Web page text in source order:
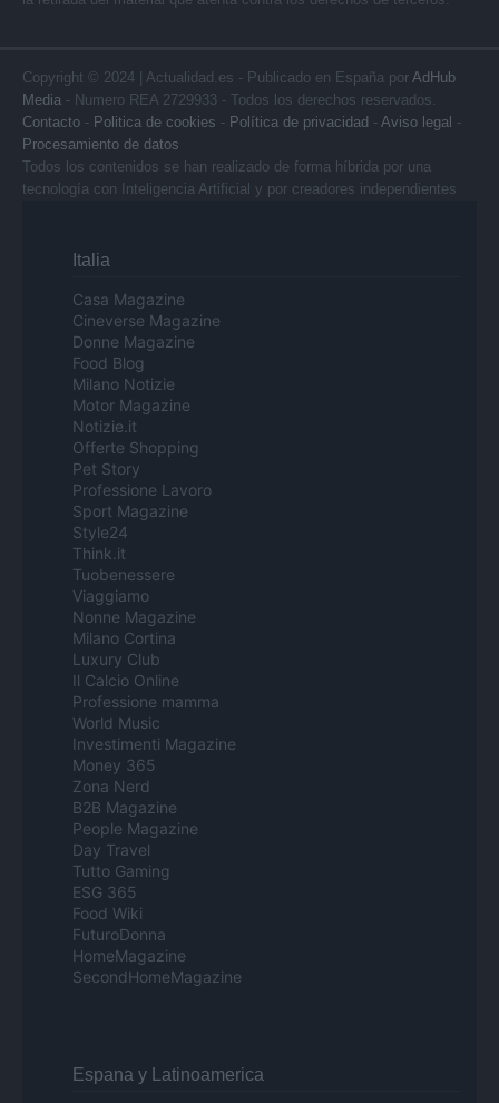
Copyright © 2024 | Actualidad.es - Publicado en España por AdHub
Media - Numero REA 2729933 - Todos los derechos reservados.
Contacto - Politica de cookies - Política de privacidad - Aviso legal -
Procesamiento de datos
Todos los contenidos se han realizado de forma híbrida por una
tecnología con Inteligencia Artificial y por creadores independientes
Italia
Casa Magazine
Cineverse Magazine
Donne Magazine
Food Blog
Milano Notizie
Motor Magazine
Notizie.it
Offerte Shopping
Pet Story
Professione Lavoro
Sport Magazine
Style24
Think.it
Tuobenessere
Viaggiamo
Nonne Magazine
Milano Cortina
Luxury Club
Il Calcio Online
Professione mamma
World Music
Investimenti Magazine
Money 365
Zona Nerd
B2B Magazine
People Magazine
Day Travel
Tutto Gaming
ESG 365
Food Wiki
FuturoDonna
HomeMagazine
SecondHomeMagazine
Espana y Latinoamerica